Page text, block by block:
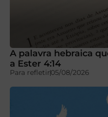
A palavra hebraica
a Ester 4:14
Para refletir05/08/2026